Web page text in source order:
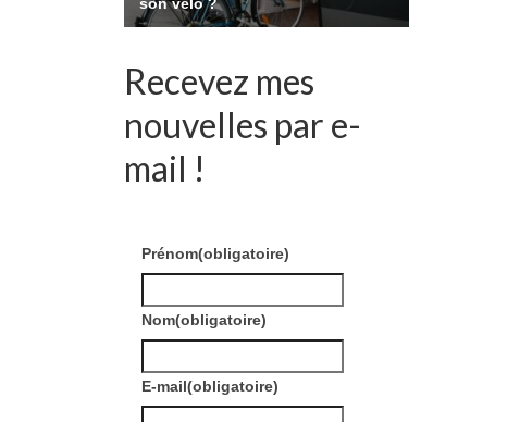
Recevez mes
nouvelles par e-
mail !
Prénom(obligatoire)
Nom(obligatoire)
E-mail(obligatoire)